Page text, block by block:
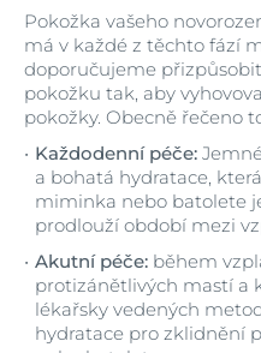
Pokožka vašeho
má v každé z těchto fází
doporučujeme
pokožku tak, aby
pokožky. Obecně řečeno
Každodenní péče:
a bohatá hydratace,
miminka nebo batolete
prodlouží období mezi
Akutní péče: během
protizánětlivých mastí a
lékařsky vedených
hydratace pro zklidnění